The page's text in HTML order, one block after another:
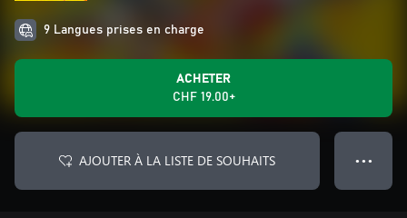
9 Langues prises en charge
ACHETER
CHF 19.00+
AJOUTER À LA LISTE DE SOUHAITS ● ● ●